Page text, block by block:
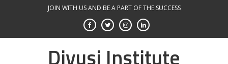
JOIN WITH US AND BE A PART OF THE SUCCESS